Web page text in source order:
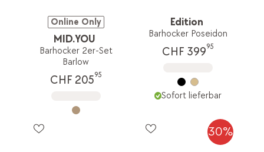
Online Only
MID.YOU
Barhocker 2er-Set
Barlow
CHF 20595
Edition
Barhocker Poseidon
CHF 39995
Sofort lieferbar
30%